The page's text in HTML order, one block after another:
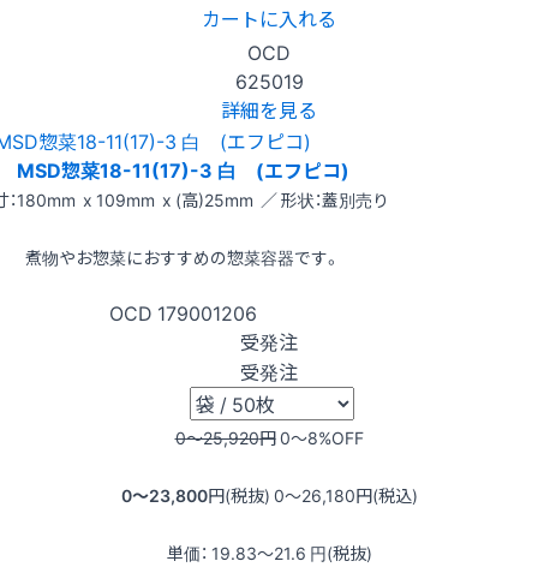
カートに入れる
OCD
625019
詳細を見る
MSD惣菜18-11(17)-3 白 (エフピコ)
：180mm x 109mm x (高)25mm ／ 形状：蓋別売り
煮物やお惣菜におすすめの惣菜容器です。
OCD 179001206
受発注
受発注
0〜25,920円0〜8%OFF
0〜23,800円(税抜) 0〜26,180円(税込)
単価： 19.83〜21.6 円(税抜)